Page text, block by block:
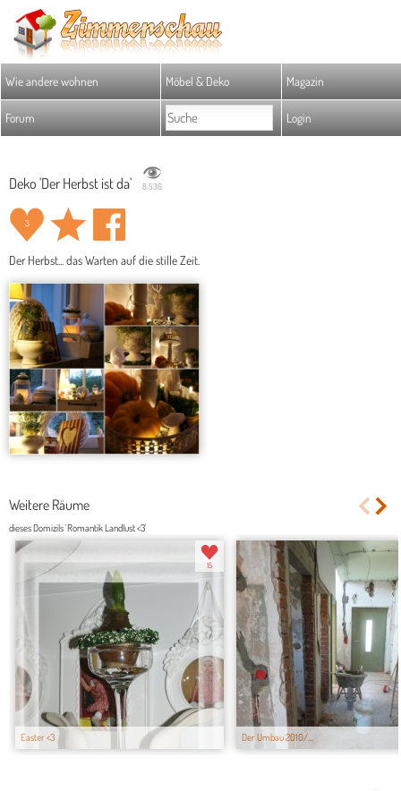
Wie andere wohnen Möbel & Deko Magazin
Forum Login
Deko 'Der Herbst ist da' 8.536
3
Der Herbst... das Warten auf die stille Zeit.
Weitere Räume
dieses Domizils 'Romantik Landlust <3'
Easter <3
15
Der Umbau 2010/...